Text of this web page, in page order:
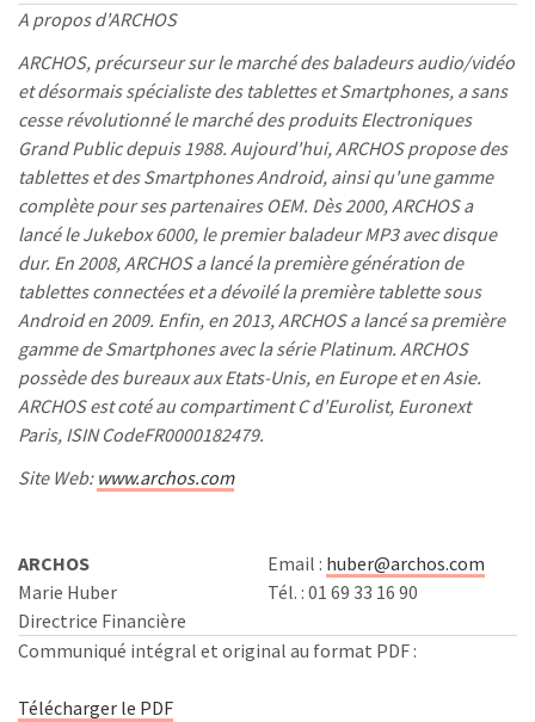
A propos d'ARCHOS
ARCHOS, précurseur sur le marché des baladeurs audio/vidéo
et désormais spécialiste des tablettes et Smartphones, a sans
cesse révolutionné le marché des produits Electroniques
Grand Public depuis 1988. Aujourd'hui, ARCHOS propose des
tablettes et des Smartphones Android, ainsi qu'une gamme
complète pour ses partenaires OEM. Dès 2000, ARCHOS a
lancé le Jukebox 6000, le premier baladeur MP3 avec disque
dur. En 2008, ARCHOS a lancé la première génération de
tablettes connectées et a dévoilé la première tablette sous
Android en 2009. Enfin, en 2013, ARCHOS a lancé sa première
gamme de Smartphones avec la série Platinum. ARCHOS
possède des bureaux aux Etats-Unis, en Europe et en Asie.
ARCHOS est coté au compartiment C d'Eurolist, Euronext
Paris, ISIN CodeFR0000182479.
Site Web: www.archos.com
ARCHOS
Marie Huber
Directrice Financière
Email : huber@archos.com
Tél. : 01 69 33 16 90
Communiqué intégral et original au format PDF :
Télécharger le PDF